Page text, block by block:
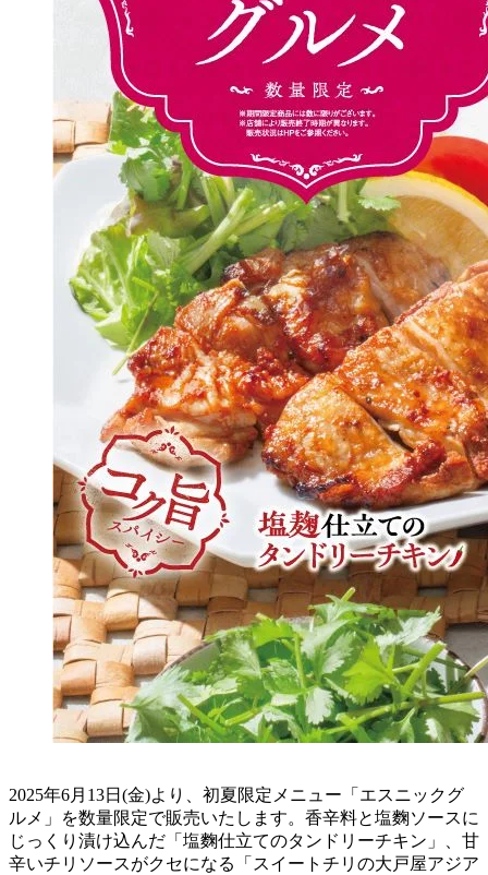
2025年6月13日(金)より、初夏限定メニュー「エスニックグ
ルメ」を数量限定で販売いたします。香辛料と塩麴ソースに
じっくり漬け込んだ「塩麴仕立てのタンドリーチキン」、甘
辛いチリソースがクセになる「スイートチリの大戸屋アジア